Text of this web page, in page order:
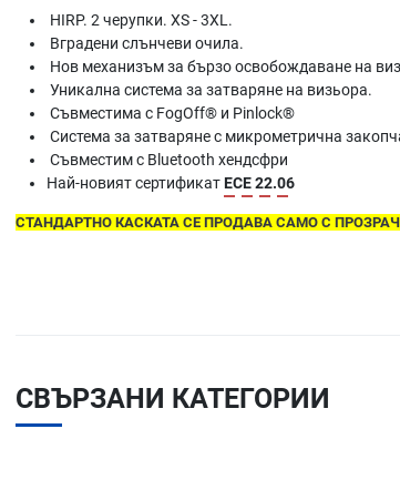
HIRP. 2 черупки. XS - 3XL.
Вградени слънчеви очила.
Нов механизъм за бързо освобождаване на
Уникална система за затваряне на визьора.
Съвместима с FogOff® и Pinlock®
Система за затваряне с микрометрична
Съвместим с Bluetooth хендсфри
Най-новият сертификатECE 22.06
СТАНДАРТНО КАСКАТА СЕ ПРОДАВА САМО С
СВЪРЗАНИ КАТЕГОРИИ